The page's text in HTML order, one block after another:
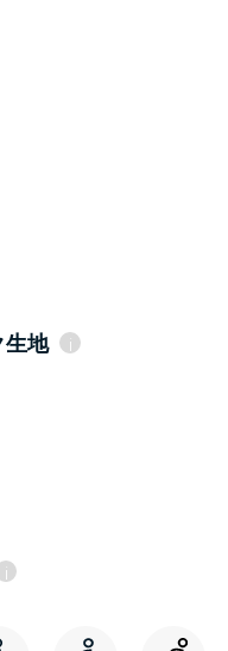
High Density Gel）
性をコントロールと安定性に組
きます。 シリコーンライ
ライナーに移行しているユーザ
。
組織、肌の炎症、敏感肌、糖尿
者に最適です。
ますので、膝窩部でのライナー
を減少させることができます。
康的な切断者に最適です。
のホワイトシリコーン
生地 i
ブリック
ブリックは垂直方向の伸縮を減
ブリック
ァブリックは垂直方向の伸縮を大
i